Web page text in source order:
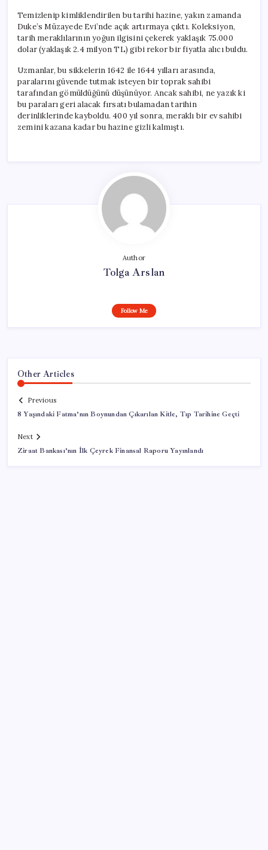
Temizlenip kimliklendirilen bu tarihi hazine, yakın zamanda
Duke’s Müzayede Evi’nde açık artırmaya çıktı. Koleksiyon,
tarih meraklılarının yoğun ilgisini çekerek yaklaşık 75.000
dolar (yaklaşık 2.4 milyon TL) gibi rekor bir fiyatla alıcı buldu.
Uzmanlar, bu sikkelerin 1642 ile 1644 yılları arasında,
paralarını güvende tutmak isteyen bir toprak sahibi
tarafından gömüldüğünü düşünüyor. Ancak sahibi, ne yazık ki
bu paraları geri alacak fırsatı bulamadan tarihin
derinliklerinde kayboldu. 400 yıl sonra, meraklı bir ev sahibi
zemini kazana kadar bu hazine gizli kalmıştı.
Author
Tolga Arslan
Follow Me
Other Articles
Previous
8 Yaşındaki Fatma’nın Boynundan Çıkarılan Kitle, Tıp Tarihine Geçti
Next
Ziraat Bankası’nın İlk Çeyrek Finansal Raporu Yayınlandı